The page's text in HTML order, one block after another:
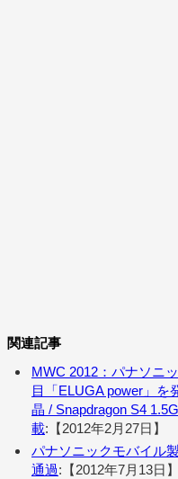
関連記事
MWC 2012：パナソニ
目「ELUGA power」を
晶 / Snapdragon S4
載:【2012年2月27日】
パナソニックモバイル
通過:【2012年7月13日】